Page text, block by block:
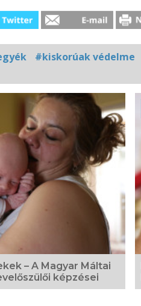
#kiskorúak védelme
– A Magyar Máltai
képzései